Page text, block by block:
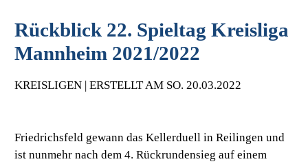
Rückblick 22. Spieltag Kreisliga
Mannheim 2021/2022
KREISLIGEN | ERSTELLT AM SO. 20.03.2022
Friedrichsfeld gewann das Kellerduell in Reilingen und
ist nunmehr nach dem 4. Rückrundensieg auf einem